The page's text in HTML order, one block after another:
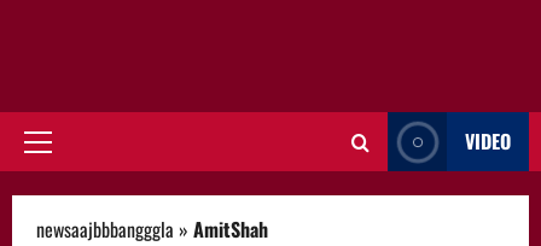
Primary
VIDEO
newsaajbbbangggla » AmitShah